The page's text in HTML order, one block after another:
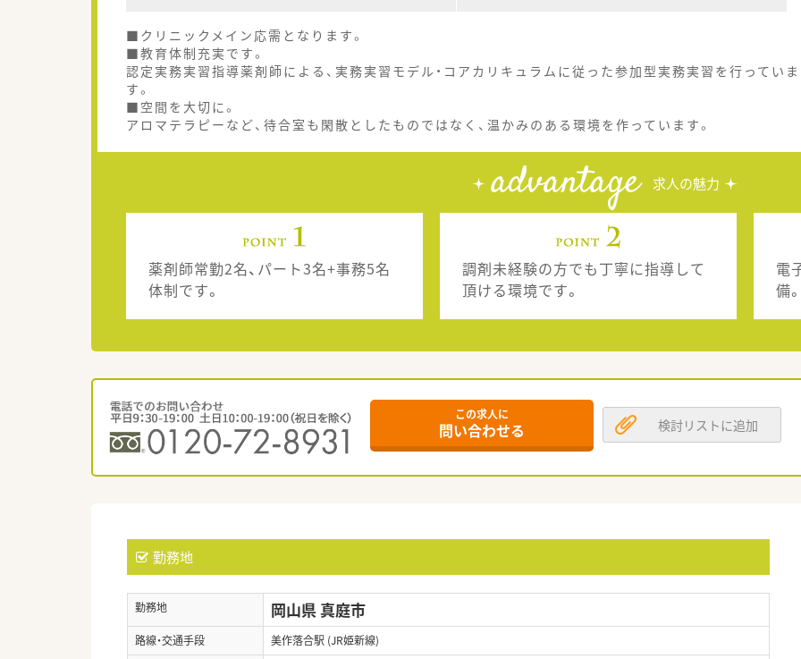
■クリニックメイン応需となります。
■教育体制充実です。
認定実務実習指導薬剤師による、実務実習モデル・コアカリキュラムに従った参加型実務実習を行っていま
す。
■空間を大切に。
アロマテラピーなど、待合室も閑散としたものではなく、温かみのある環境を作っています。
advantage 求人の魅力
薬剤師常勤2名、パート3名+事務5名
体制です。
調剤未経験の方でも丁寧に指導して
頂ける環境です。
電
備。
この求人に
問い合わせる 検討リストに追加
勤務地
勤務地 岡山県 真庭市
路線・交通手段
美作落合駅 (JR姫新線)